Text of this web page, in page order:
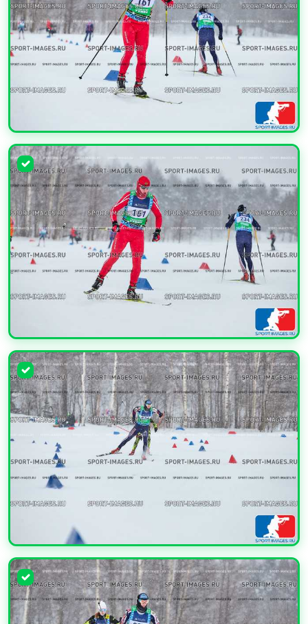
УВЕЛИЧИТЬ
УВЕЛИЧИТЬ
УВЕЛИЧИТЬ